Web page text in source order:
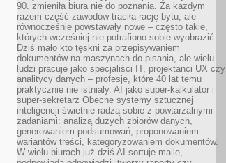
90. zmieniła biura nie do poznania. Za każdym
razem część zawodów traciła rację bytu, ale
równocześnie powstawały nowe – często takie,
których wcześniej nie potrafiono sobie wyobrazić.
Dziś mało kto tęskni za przepisywaniem
dokumentów na maszynach do pisania, ale wielu
ludzi pracuje jako specjaliści IT, projektanci UX czy
analitycy danych – profesje, które 40 lat temu
praktycznie nie istniały. AI jako super-kalkulator i
super-sekretarz Obecne systemy sztucznej
inteligencji świetnie radzą sobie z powtarzalnymi
zadaniami: analizą dużych zbiorów danych,
generowaniem podsumowań, proponowaniem
wariantów treści, kategoryzowaniem dokumentów.
W wielu biurach już dziś AI sortuje maile,